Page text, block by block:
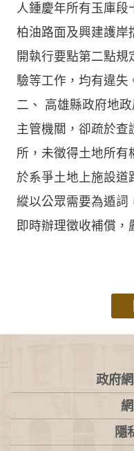
人鍾慶年所有玉庫段
柏油路面及興建護岸
開執行要點第二點規
驗等工作，均有違失
二、 高雄縣政府地
主管機關，卻疏於查
所，未徵得土地所有
於系爭土地上施設道
縱以公眾需要為遁詞
即時辦理徵收補償，
:::
政府
隱